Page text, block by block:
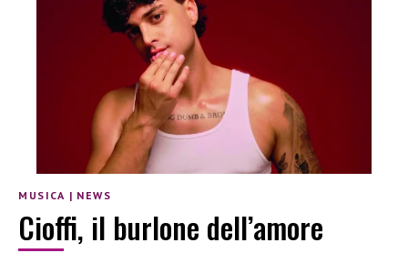
MUSICA | NEWS
Cioffi, il burlone dell’amore